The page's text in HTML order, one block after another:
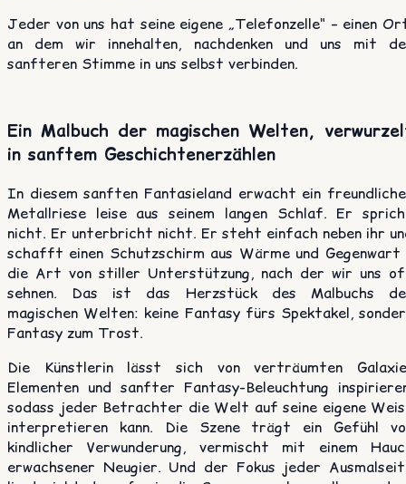
Jeder von uns hat seine eigene „Telefonzelle“ – einen
an dem wir innehalten, nachdenken und uns mit
sanfteren Stimme in uns selbst verbinden.
Ein Malbuch der magischen Welten,
in sanftem Geschichtenerzählen
In diesem sanften Fantasieland erwacht ein
Metallriese leise aus seinem langen Schlaf. Er
nicht. Er unterbricht nicht. Er steht einfach neben ihr
schafft einen Schutzschirm aus Wärme und Gegenwart
die Art von stiller Unterstützung, nach der wir uns
sehnen. Das ist das Herzstück des Malbuchs
magischen Welten: keine Fantasy fürs Spektakel,
Fantasy zum Trost.
Die Künstlerin lässt sich von verträumten
Elementen und sanfter Fantasy-Beleuchtung
sodass jeder Betrachter die Welt auf seine eigene
interpretieren kann. Die Szene trägt ein Gefühl
kindlicher Verwunderung, vermischt mit einem
erwachsener Neugier. Und der Fokus jeder